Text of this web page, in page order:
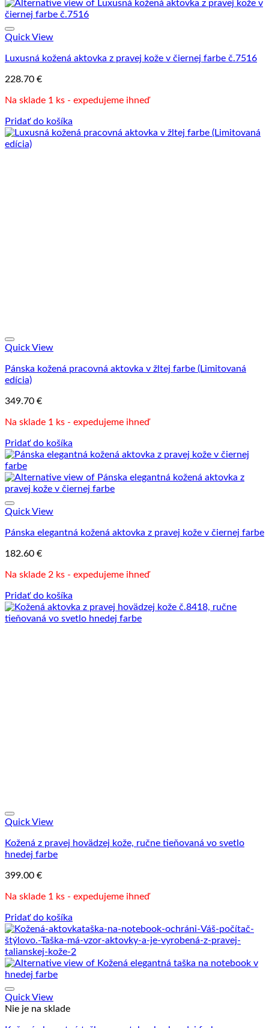
Quick View
Luxusná kožená aktovka z pravej kože v čiernej farbe č.7516
228.70 €
Na sklade 1 ks - expedujeme ihneď
Pridať do košíka
Quick View
Pánska kožená pracovná aktovka v žltej farbe (Limitovaná
edícia)
349.70 €
Na sklade 1 ks - expedujeme ihneď
Pridať do košíka
Quick View
Pánska elegantná kožená aktovka z pravej kože v čiernej farbe
182.60 €
Na sklade 2 ks - expedujeme ihneď
Pridať do košíka
Quick View
Kožená z pravej hovädzej kože, ručne tieňovaná vo svetlo
hnedej farbe
399.00 €
Na sklade 1 ks - expedujeme ihneď
Pridať do košíka
Quick View
Nie je na sklade